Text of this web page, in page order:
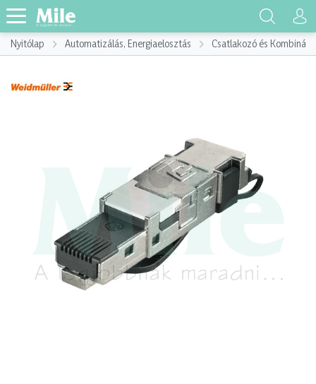
Nyitólap Automatizálás, Energiaelosztás Csatlakozó és